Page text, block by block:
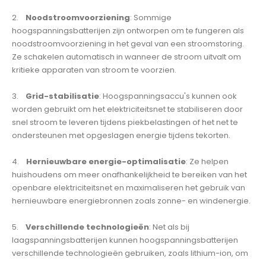
2. Noodstroomvoorziening: Sommige
hoogspanningsbatterijen zijn ontworpen om te fungeren als
noodstroomvoorziening in het geval van een stroomstoring.
Ze schakelen automatisch in wanneer de stroom uitvalt om
kritieke apparaten van stroom te voorzien.
3. Grid-stabilisatie: Hoogspanningsaccu's kunnen ook
worden gebruikt om het elektriciteitsnet te stabiliseren door
snel stroom te leveren tijdens piekbelastingen of het net te
ondersteunen met opgeslagen energie tijdens tekorten.
4. Hernieuwbare energie-optimalisatie: Ze helpen
huishoudens om meer onafhankelijkheid te bereiken van het
openbare elektriciteitsnet en maximaliseren het gebruik van
hernieuwbare energiebronnen zoals zonne- en windenergie.
5. Verschillende technologieën: Net als bij
laagspanningsbatterijen kunnen hoogspanningsbatterijen
verschillende technologieën gebruiken, zoals lithium-ion, om